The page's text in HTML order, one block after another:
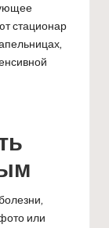
стационар
или